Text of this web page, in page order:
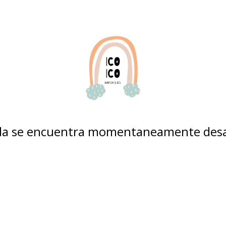
se encuentra momentaneamente